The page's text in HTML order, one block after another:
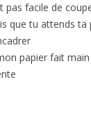
pas facile de
tu attends ta
papier fait